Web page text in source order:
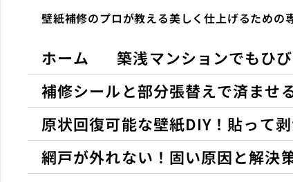
壁紙補修のプロが教える美しく仕上げるための
ホーム 築浅マンションでもひ
補修シールと部分張替えで済ませ
原状回復可能な壁紙DIY！貼って
網戸が外れない！固い原因と解決